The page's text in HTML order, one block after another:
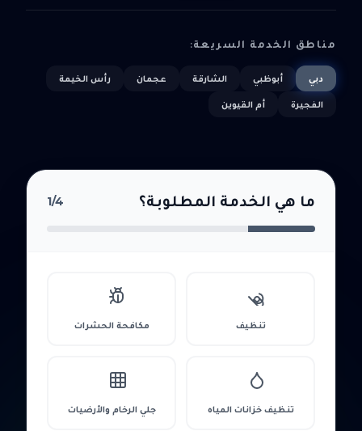
مناطق الخدمة السريعة:
دبي أبوظبي الشارقة عجمان رأس الخيمة
الفجيرة أم القيوين
ما هي الخدمة المطلوبة؟ 1/4
تنظيف مكافحة الحشرات
تنظيف خزانات المياه جلي الرخام والأرضيات